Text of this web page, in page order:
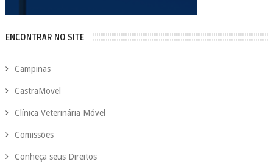
ENCONTRAR NO SITE
Campinas
CastraMovel
Clínica Veterinária Móvel
Comissões
Conheça seus Direitos